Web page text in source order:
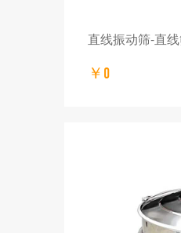
直线振动筛-直
￥0